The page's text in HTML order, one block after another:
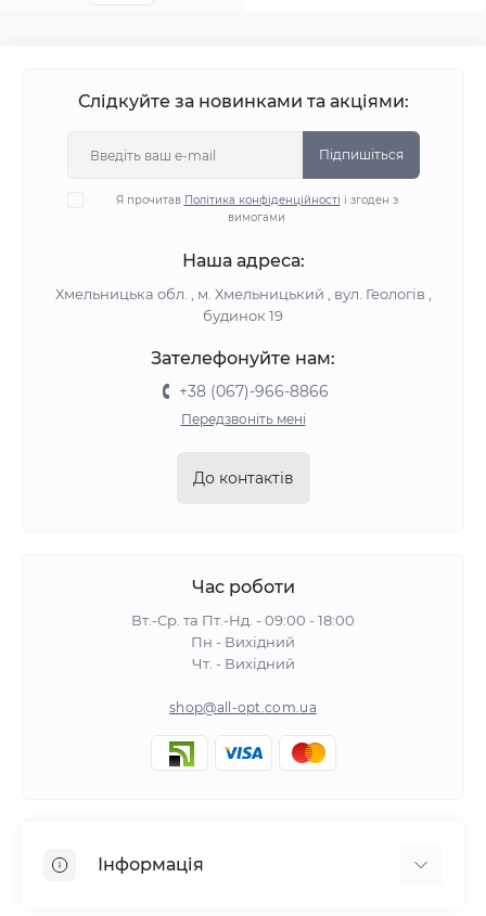
Слідкуйте за новинками та акціями:
Підпишіться
Я прочитав Політика конфіденційності і згоден з
вимогами
Наша адреса:
Хмельницька обл. , м. Хмельницький , вул. Геологів ,
будинок 19
Зателефонуйте нам:
+38 (067)-966-8866
Передзвоніть мені
До контактів
Час роботи
Вт.-Ср. та Пт.-Нд. - 09:00 - 18:00
Пн - Вихідний
Чт. - Вихідний
shop@all-opt.com.ua
Інформація